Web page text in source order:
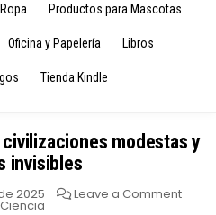
Ropa Productos para Mascotas
Oficina y Papelería Libros
Tienda Kindle
modestas y
invisibles
2025 Leave a Commenton
Posted
Ciencia